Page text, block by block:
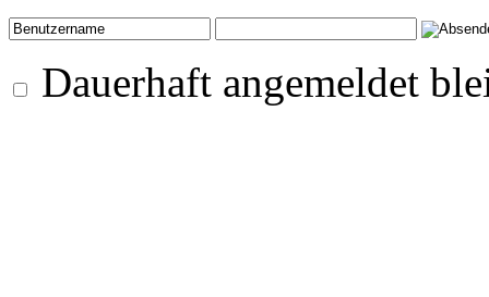
Dauerhaft angemeldet